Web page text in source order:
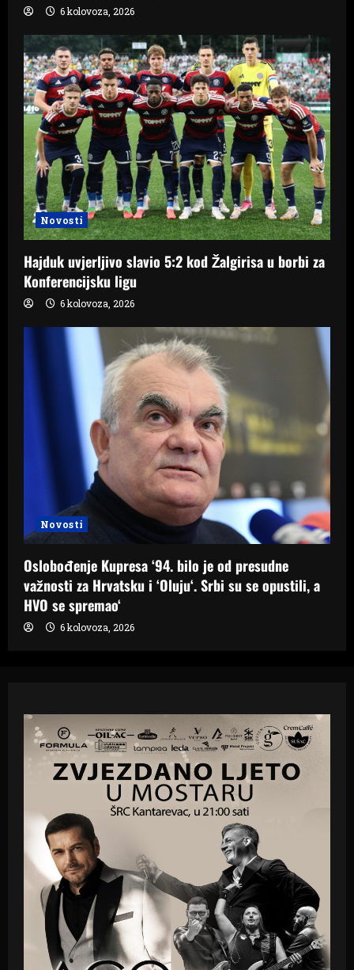
6 kolovoza, 2026
Novosti
Hajduk uvjerljivo slavio 5:2 kod Žalgirisa u borbi za
Konferencijsku ligu
6 kolovoza, 2026
Novosti
Oslobođenje Kupresa ‘94. bilo je od presudne
važnosti za Hrvatsku i ‘Oluju‘. Srbi su se opustili, a
HVO se spremao‘
6 kolovoza, 2026